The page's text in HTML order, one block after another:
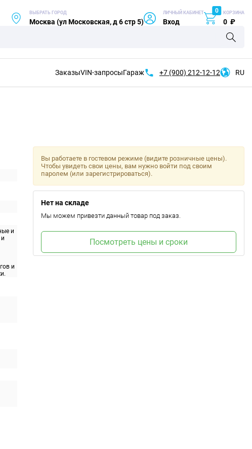
ВЫБРАТЬ ГОРОД
Москва (ул Московская, д 6 стр 5)
ЛИЧНЫЙ КАБИНЕТ
Вход
0 КОРЗИНА
0 ₽
ЗаказыVIN-запросыГараж +7 (900) 212-12-12 RU
и
и
Вы работаете в гостевом режиме (видите розничные цены).
Чтобы увидеть свои цены, вам нужно войти под своим
паролем (или зарегистрироваться).
Нет на складе
Мы можем привезти данный товар под заказ.
Посмотреть цены и сроки